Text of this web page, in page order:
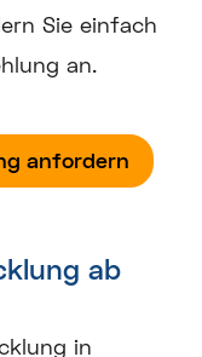
Sie einfach
an.
anfordern
ab
in